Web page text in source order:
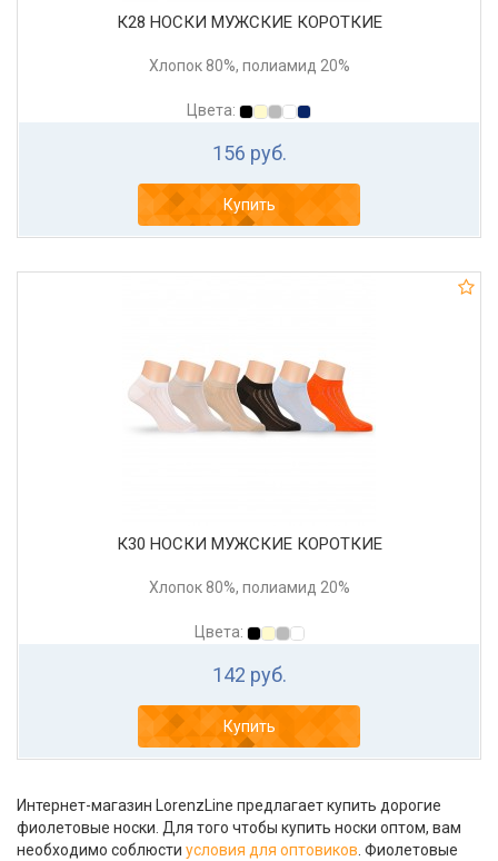
К28 НОСКИ МУЖСКИЕ КОРОТКИЕ
Хлопок 80%, полиамид 20%
Цвета:
156 руб.
Купить
К30 НОСКИ МУЖСКИЕ КОРОТКИЕ
Хлопок 80%, полиамид 20%
Цвета:
142 руб.
Купить
Интернет-магазин LorenzLine предлагает купить дорогие
фиолетовые носки. Для того чтобы купить носки оптом, вам
необходимо соблюсти условия для оптовиков. Фиолетовые